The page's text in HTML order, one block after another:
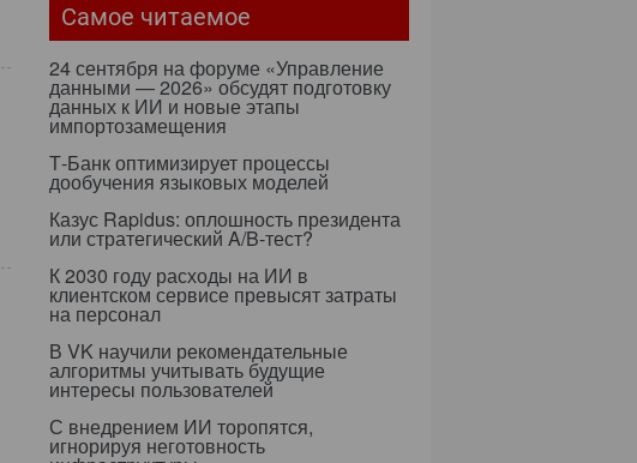
Самое читаемое
24 сентября на форуме «Управление
данными — 2026» обсудят подготовку
данных к ИИ и новые этапы
импортозамещения
Т-Банк оптимизирует процессы
дообучения языковых моделей
Казус Rapidus: оплошность президента
или стратегический A/B-тест?
К 2030 году расходы на ИИ в
клиентском сервисе превысят затраты
на персонал
В VK научили рекомендательные
алгоритмы учитывать будущие
интересы пользователей
С внедрением ИИ торопятся,
игнорируя неготовность